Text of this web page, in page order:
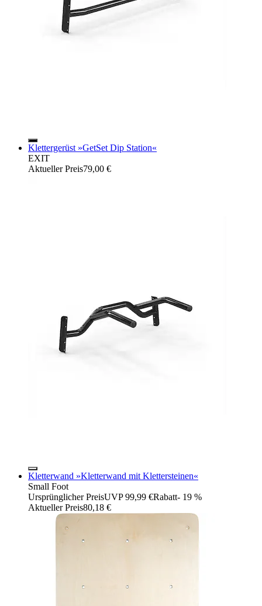
Klettergerüst »GetSet Dip Station«
EXIT
Aktueller Preis79,00 €
Kletterwand »Kletterwand mit Klettersteinen«
Small Foot
Ursprünglicher PreisUVP 99,99 €Rabatt- 19 %
Aktueller Preis80,18 €